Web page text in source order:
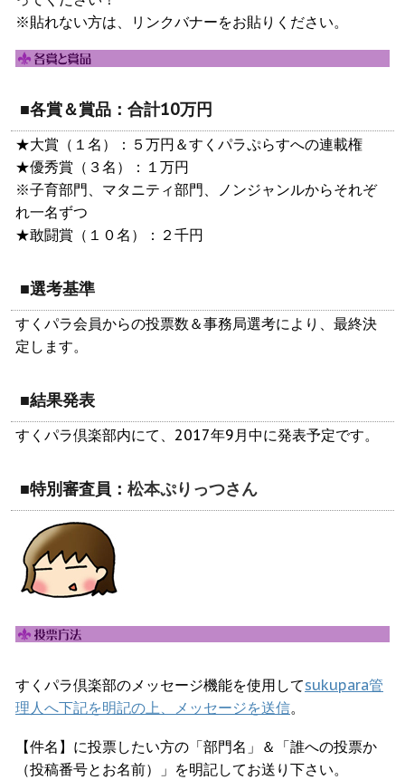
※貼れない方は、リンクバナーをお貼りください。
■各賞＆賞品：合計10万円
★大賞（１名）：５万円＆すくパラぷらすへの連載権
★優秀賞（３名）：１万円
※子育部門、マタニティ部門、ノンジャンルからそれぞ
れ一名ずつ
★敢闘賞（１０名）：２千円
■選考基準
すくパラ会員からの投票数＆事務局選考により、最終決
定します。
■結果発表
すくパラ倶楽部内にて、2017年9月中に発表予定です。
■特別審査員： 松本ぷりっつさん
すくパラ倶楽部のメッセージ機能を使用してsukupara管
理人へ下記を明記の上、メッセージを送信。
【件名】に投票したい方の「部門名」＆「誰への投票か
（投稿番号とお名前）」を明記してお送り下さい。